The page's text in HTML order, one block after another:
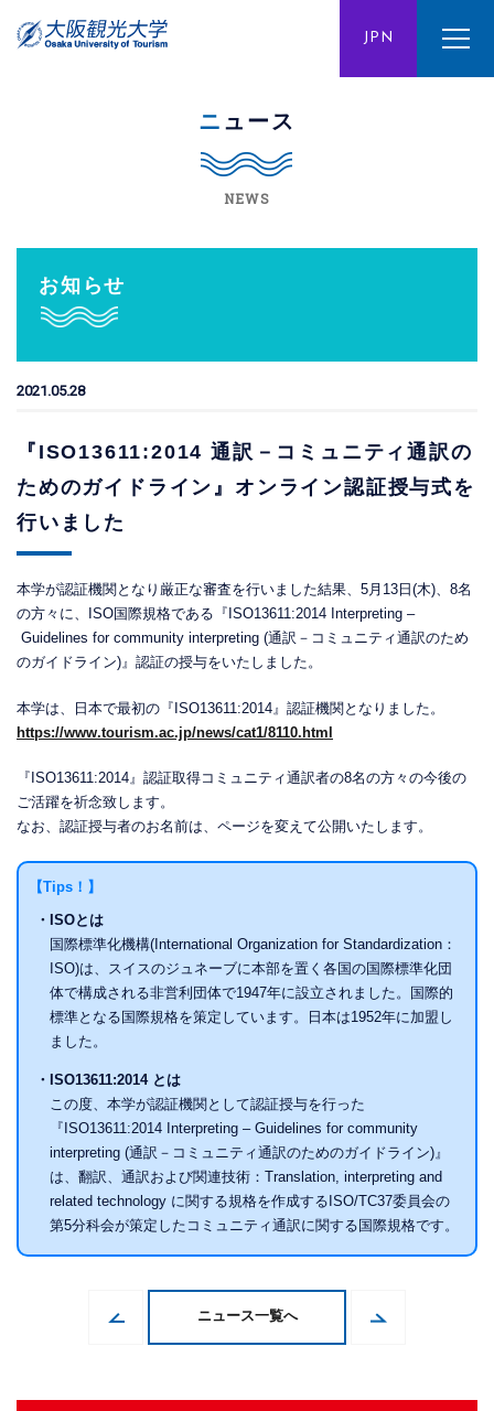
JPN
ENG CHN
ニュース
NEWS
お知らせ
2021.05.28
『ISO13611:2014 通訳－コミュニティ通訳の
ためのガイドライン』オンライン認証授与式を
行いました
本学が認証機関となり厳正な審査を行いました結果、5月13日(木)、8名
の方々に、ISO国際規格である『ISO13611:2014 Interpreting –
Guidelines for community interpreting (通訳－コミュニティ通訳のため
のガイドライン)』認証の授与をいたしました。
本学は、日本で最初の『ISO13611:2014』認証機関となりました。
https://www.tourism.ac.jp/news/cat1/8110.html
『ISO13611:2014』認証取得コミュニティ通訳者の8名の方々の今後の
ご活躍を祈念致します。
なお、認証授与者のお名前は、ページを変えて公開いたします。
【Tips！】
・ISOとは
国際標準化機構(International Organization for Standardization：
ISO)は、スイスのジュネーブに本部を置く各国の国際標準化団
体で構成される非営利団体で1947年に設立されました。国際的
標準となる国際規格を策定しています。日本は1952年に加盟し
ました。
・ISO13611:2014 とは
この度、本学が認証機関として認証授与を行った
『ISO13611:2014 Interpreting – Guidelines for community
interpreting (通訳－コミュニティ通訳のためのガイドライン)』
は、翻訳、通訳および関連技術：Translation, interpreting and
related technology に関する規格を作成するISO/TC37委員会の
第5分科会が策定したコミュニティ通訳に関する国際規格です。
ニュース一覧へ